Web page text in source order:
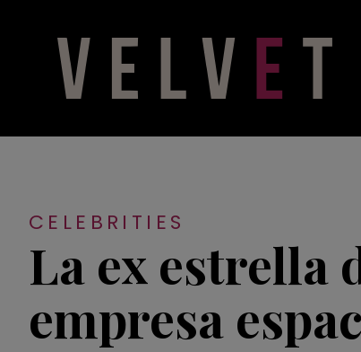
CELEBRITIES
La ex estrella
empresa